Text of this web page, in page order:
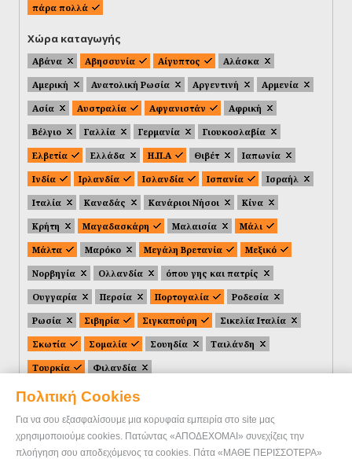
Πολιτική Cookies
Για να σου εξασφαλίσουμε μια κορυφαία εμπειρία στο site μας
χρησιμοποιούμε cookies. Πατώντας «ΑΠΟΔΕΧΟΜΑΙ» συνεχίζεις την
πλοήγηση σου αποδεχόμενος τα cookies. Πάτα «ΜΑΘΕ ΠΕΡΙΣΣΟΤΕΡΑ»
πάρα πολλά
Χώρα καταγωγής
Αβάνα Αβησσυνία Αίγυπτος
Αλάσκα
Αμερική
Ανατολική Ρωσία Αργεντινή
Αρμενία
Ασία
Αυστραλία Αφγανιστάν
Αφρική
Βέλγιο
Γαλλία Γερμανία
Γιουκοσλαβία
Ελβετία
Ελλάδα Η.Π.Α Θιβέτ
Ιαπωνία
Ινδία
Ιρλανδία Ισλανδία Ισπανία
Ισραήλ
Ιταλία
Καναδάς Κανάριοι Νήσοι
Κίνα
Κρήτη
Μαγαδασκάρη Μαλαισία
Μάλι
Μάλτα
Μαρόκο Μεγάλη Βρετανία
Μεξικό
Νορβηγία
Ολλανδία
όπου γης και πατρίς
Ουγγαρία
Περσία Πορτογαλία
Ροδεσία
Ρωσία
Σιβηρία Σιγκαπούρη
Σικελία Ιταλία
Σκωτία
Σομαλία Σουηδία
Ταιλάνδη
Τουρκία
Φιλανδία